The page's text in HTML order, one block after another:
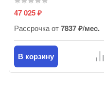
47 025₽
Рассрочка от7837 ₽/мес.
В корзину